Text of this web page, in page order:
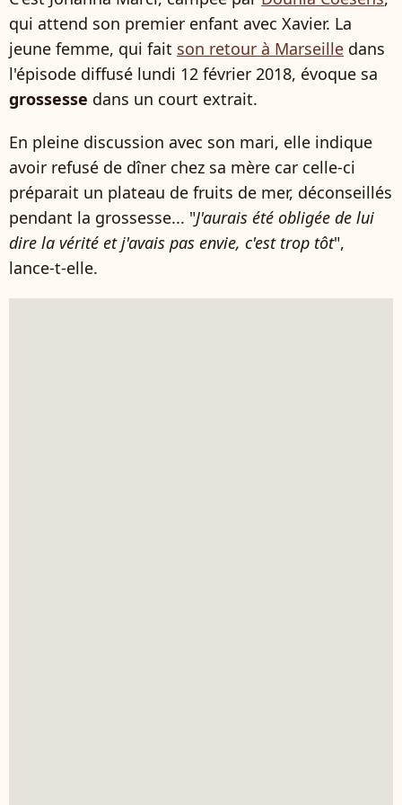
qui attend son premier enfant avec Xavier. La
jeune femme, qui fait son retour à Marseille dans
l'épisode diffusé lundi 12 février 2018, évoque sa
grossesse dans un court extrait.
En pleine discussion avec son mari, elle indique
avoir refusé de dîner chez sa mère car celle-ci
préparait un plateau de fruits de mer, déconseillés
pendant la grossesse... "J'aurais été obligée de lui
dire la vérité et j'avais pas envie, c'est trop tôt",
lance-t-elle.